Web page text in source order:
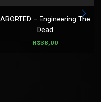
ABORTED – Engineering The
Dead
R$38,00